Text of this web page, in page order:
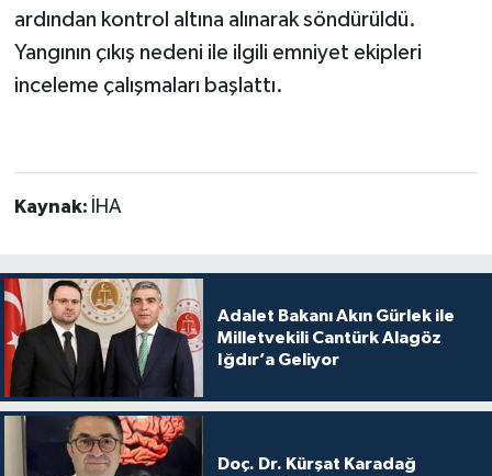
ardından kontrol altına alınarak söndürüldü.
Yangının çıkış nedeni ile ilgili emniyet ekipleri
inceleme çalışmaları başlattı.
Kaynak: İHA
Adalet Bakanı Akın Gürlek ile
Milletvekili Cantürk Alagöz
Iğdır’a Geliyor
Doç. Dr. Kürşat Karadağ